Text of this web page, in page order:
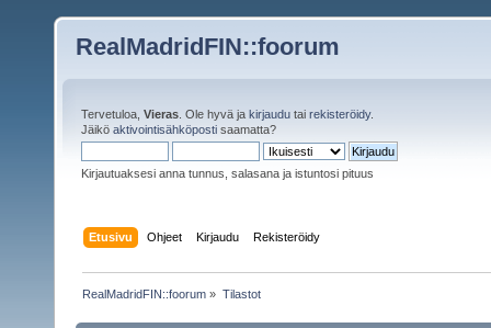
RealMadridFIN::foorum
Tervetuloa, Vieras . Ole hyvä ja kirjaudu tai rekisteröidy.
Jäikö aktivointisähköposti saamatta?
Kirjautuaksesi anna tunnus, salasana ja istuntosi pituus
Etusivu Ohjeet Kirjaudu Rekisteröidy
RealMadridFIN::foorum » Tilastot